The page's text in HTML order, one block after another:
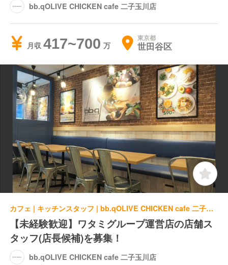
bb.qOLIVE CHICKEN cafe 二子玉川店
月収 417~700 東京都
世田谷区
カフェ | キッチンスタッフ | bb.qOLIVE CHICKEN cafe 二子玉川店
【未経験歓迎】ワタミグループ運営店の店舗ス
タッフ(店長候補)を募集！
bb.qOLIVE CHICKEN cafe 二子玉川店